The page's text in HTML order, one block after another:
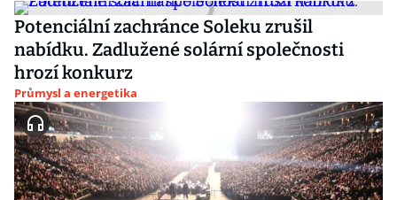
Potenciální zachránce Soleku zrušil
nabídku. Zadlužené solární společnosti
hrozí konkurz
Průmysl a energetika